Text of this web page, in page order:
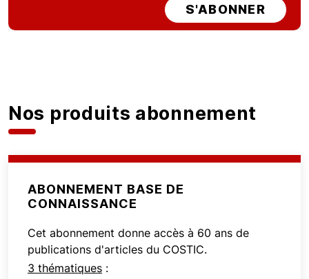
S'ABONNER
Nos produits abonnement
ABONNEMENT BASE DE
CONNAISSANCE
Cet abonnement donne accès à 60 ans de
publications d'articles du COSTIC.
3 thématiques :